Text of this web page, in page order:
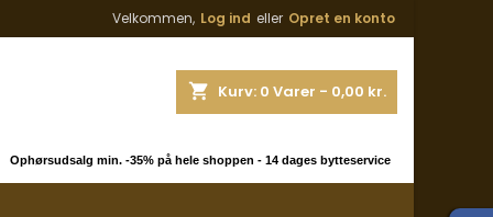
Velkommen, Log ind eller Opret en konto
shopping_cart Kurv: 0 Varer - 0,00 kr.
min. -35% på hele shoppen - 14 dages bytteservice